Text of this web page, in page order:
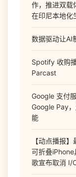
作，推进双载
在印尼本地化
数据驱动让AI
Spotify 收购
Parcast
Google 支付
Google Pay
能
【动点播报
可折叠
歌宣布取消 I/